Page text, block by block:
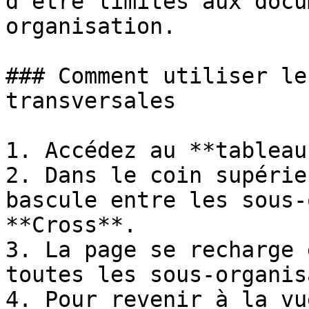
organisation.
### Comment utiliser
transversales
1. Accédez au
2. Dans le coin
bascule entre les
**Cross**.
3. La page se
toutes les sous-
4. Pour revenir à la